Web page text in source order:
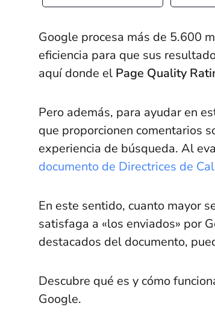
Google procesa más de 5.600
eficiencia para que sus
aquí donde el Page Quality
Pero además, para ayudar en
que proporcionen comentarios
experiencia de búsqueda. Al
documento de Directrices de
En este sentido, cuanto mayor
satisfaga a «los enviados» por
destacados del documento,
Descubre qué es y cómo
Google.